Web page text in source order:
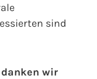
sind
danken wir